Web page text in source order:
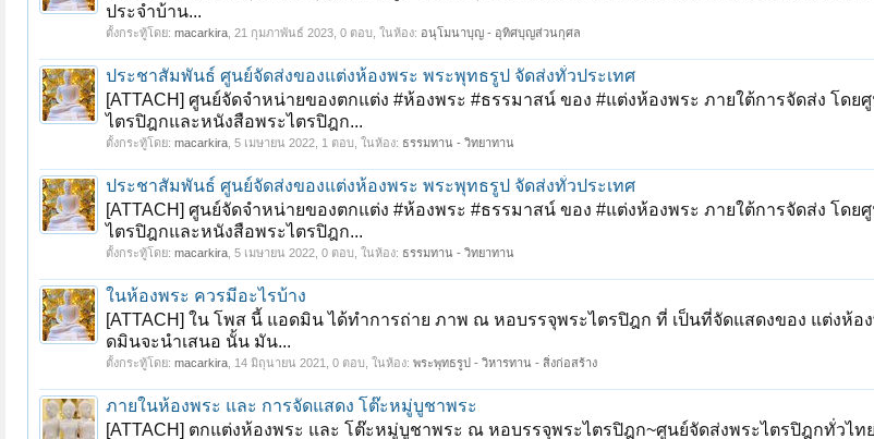
ประจำบ้าน...
ตั้งกระทู้โดย: macarkira 21 กุมภาพันธ์ 2023 , 0 ตอบ, ในห้อง: อนุโมนาบุญ - อุทิศบุญส่วนกุศล
ประชาสัมพันธ์ ศูนย์จัดส่งของแต่งห้องพระ พระพุทธรูป จัดส่งทั่วประเทศ
[ATTACH] ศูนย์จัดจำหน่ายของตกแต่ง #ห้องพระ #ธรรมาสน์ ของ #แต่งห้องพระ ภายใต้การจัดส่ง โดย
ไตรปิฎกและหนังสือพระไตรปิฎก...
ตั้งกระทู้โดย: macarkira 5 เมษายน 2022 , 1 ตอบ, ในห้อง: ธรรมทาน - วิทยาทาน
ประชาสัมพันธ์ ศูนย์จัดส่งของแต่งห้องพระ พระพุทธรูป จัดส่งทั่วประเทศ
[ATTACH] ศูนย์จัดจำหน่ายของตกแต่ง #ห้องพระ #ธรรมาสน์ ของ #แต่งห้องพระ ภายใต้การจัดส่ง โดย
ไตรปิฎกและหนังสือพระไตรปิฎก...
ตั้งกระทู้โดย: macarkira 5 เมษายน 2022 , 0 ตอบ, ในห้อง: ธรรมทาน - วิทยาทาน
ในห้องพระ ควรมีอะไรบ้าง
[ATTACH] ใน โพส นี้ แอดมิน ได้ทำการถ่าย ภาพ ณ หอบรรจุพระไตรปิฎก ที่ เป็นที่จัดแสดงของ แต่งห้อ
ดมินจะนำเสนอ นั้น มัน...
ตั้งกระทู้โดย: macarkira 14 มิถุนายน 2021 , 0 ตอบ, ในห้อง: พระพุทธรูป - วิหารทาน - สิ่งก่อสร้าง
ภายในห้องพระ และ การจัดแสดง โต๊ะหมู่บูชาพระ
[ATTACH] ตกแต่งห้องพระ และ โต๊ะหมู่บูชาพระ ณ หอบรรจุพระไตรปิฎก~ศูนย์จัดส่งพระไตรปิฎกทั่วไท